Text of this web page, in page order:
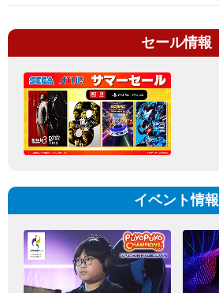
セール情報
イベント情報